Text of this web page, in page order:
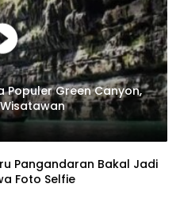
Populer Green Canyon,
Pangandaran Bakal Jadi
Foto Selfie